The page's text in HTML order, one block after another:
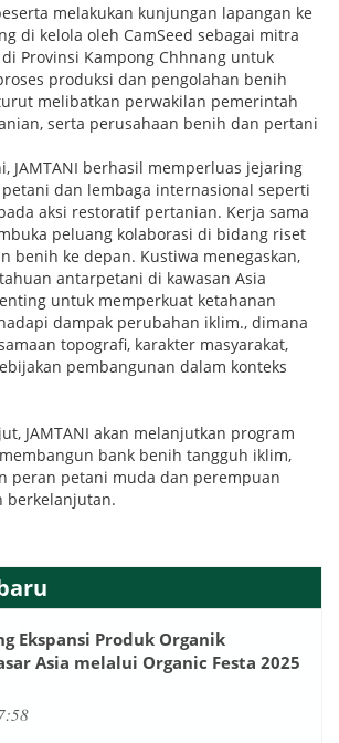
melakukan kunjungan lapangan ke
di kelola oleh CamSeed sebagai mitra
Provinsi Kampong Chhnang untuk
produksi dan pengolahan benih
melibatkan perwakilan pemerintah
serta perusahaan benih dan pertani
JAMTANI berhasil memperluas jejaring
dan lembaga internasional seperti
aksi restoratif pertanian. Kerja sama
peluang kolaborasi di bidang riset
benih ke depan. Kustiwa menegaskan,
antarpetani di kawasan Asia
untuk memperkuat ketahanan
dampak perubahan iklim., dimana
topografi, karakter masyarakat,
pembangunan dalam konteks
JAMTANI akan melanjutkan program
bank benih tangguh iklim,
peran petani muda dan perempuan
berkelanjutan.
Ekspansi Produk Organik
Asia melalui Organic Festa 2025